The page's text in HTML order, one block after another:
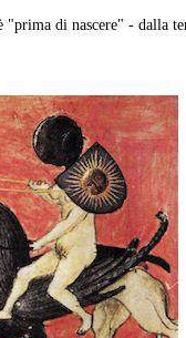
"prima di nascere" - dalla